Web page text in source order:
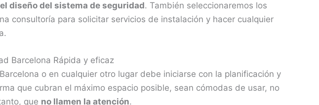
diseño del sistema de seguridad. También seleccionaremos los
consultoría para solicitar servicios de instalación y hacer cualquier
Barcelona Rápida y eficaz
o en cualquier otro lugar debe iniciarse con la planificación y
que cubran el máximo espacio posible, sean cómodas de usar, no
que no llamen la atención.